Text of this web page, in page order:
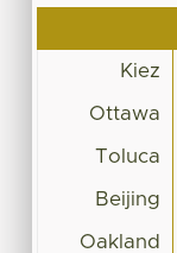
Kiez
Ottawa
Toluca
Beijing
Oakland